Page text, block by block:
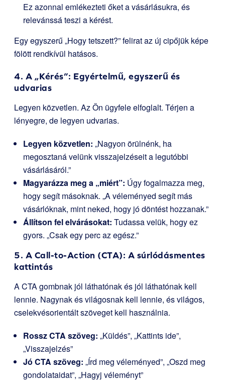
Ez azonnal emlékezteti őket a vásárlásukra, és
relevánssá teszi a kérést.
Egy egyszerű „Hogy tetszett?” felirat az új cipőjük képe
fölött rendkívül hatásos.
4. A „Kérés”: Egyértelmű, egyszerű és
udvarias
Legyen közvetlen. Az Ön ügyfele elfoglalt. Térjen a
lényegre, de legyen udvarias.
Legyen közvetlen: „Nagyon örülnénk, ha
megosztaná velünk visszajelzéseit a legutóbbi
vásárlásáról.”
Magyarázza meg a „miért”: Úgy fogalmazza meg,
hogy segít másoknak. „A véleményed segít más
vásárlóknak, mint neked, hogy jó döntést hozzanak.”
Állítson fel elvárásokat: Tudassa velük, hogy ez
gyors. „Csak egy perc az egész.”
5. A Call-to-Action (CTA): A súrlódásmentes
kattintás
A CTA gombnak jól láthatónak és jól láthatónak kell
lennie. Nagynak és világosnak kell lennie, és világos,
cselekvésorientált szöveget kell használnia.
Rossz CTA szöveg: „Küldés”, „Kattints ide”,
„Visszajelzés”
Jó CTA szöveg: „Írd meg véleményed”, „Oszd meg
gondolataidat”, „Hagyj véleményt”